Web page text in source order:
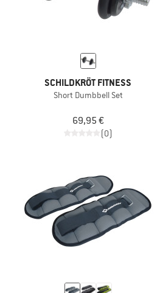
SCHILDKRÖT FITNESS
Short Dumbbell Set
69,95 €
(0)